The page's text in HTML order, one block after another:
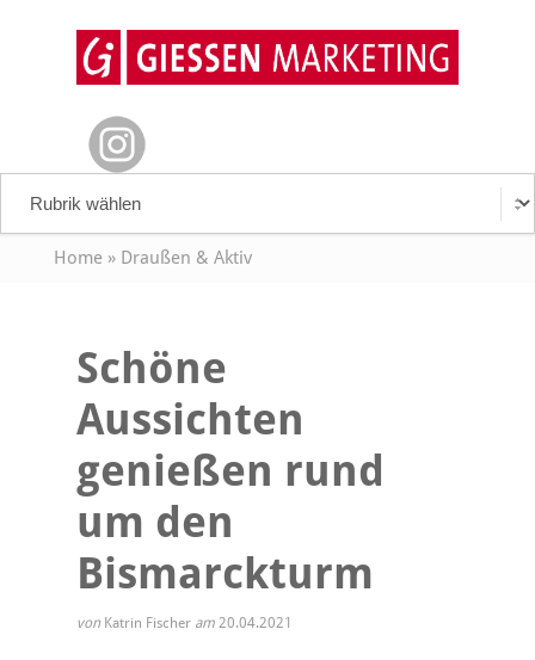
Home» Draußen & Aktiv
Schöne
Aussichten
genießen rund
um den
Bismarckturm
von Katrin Fischer am 20.04.2021